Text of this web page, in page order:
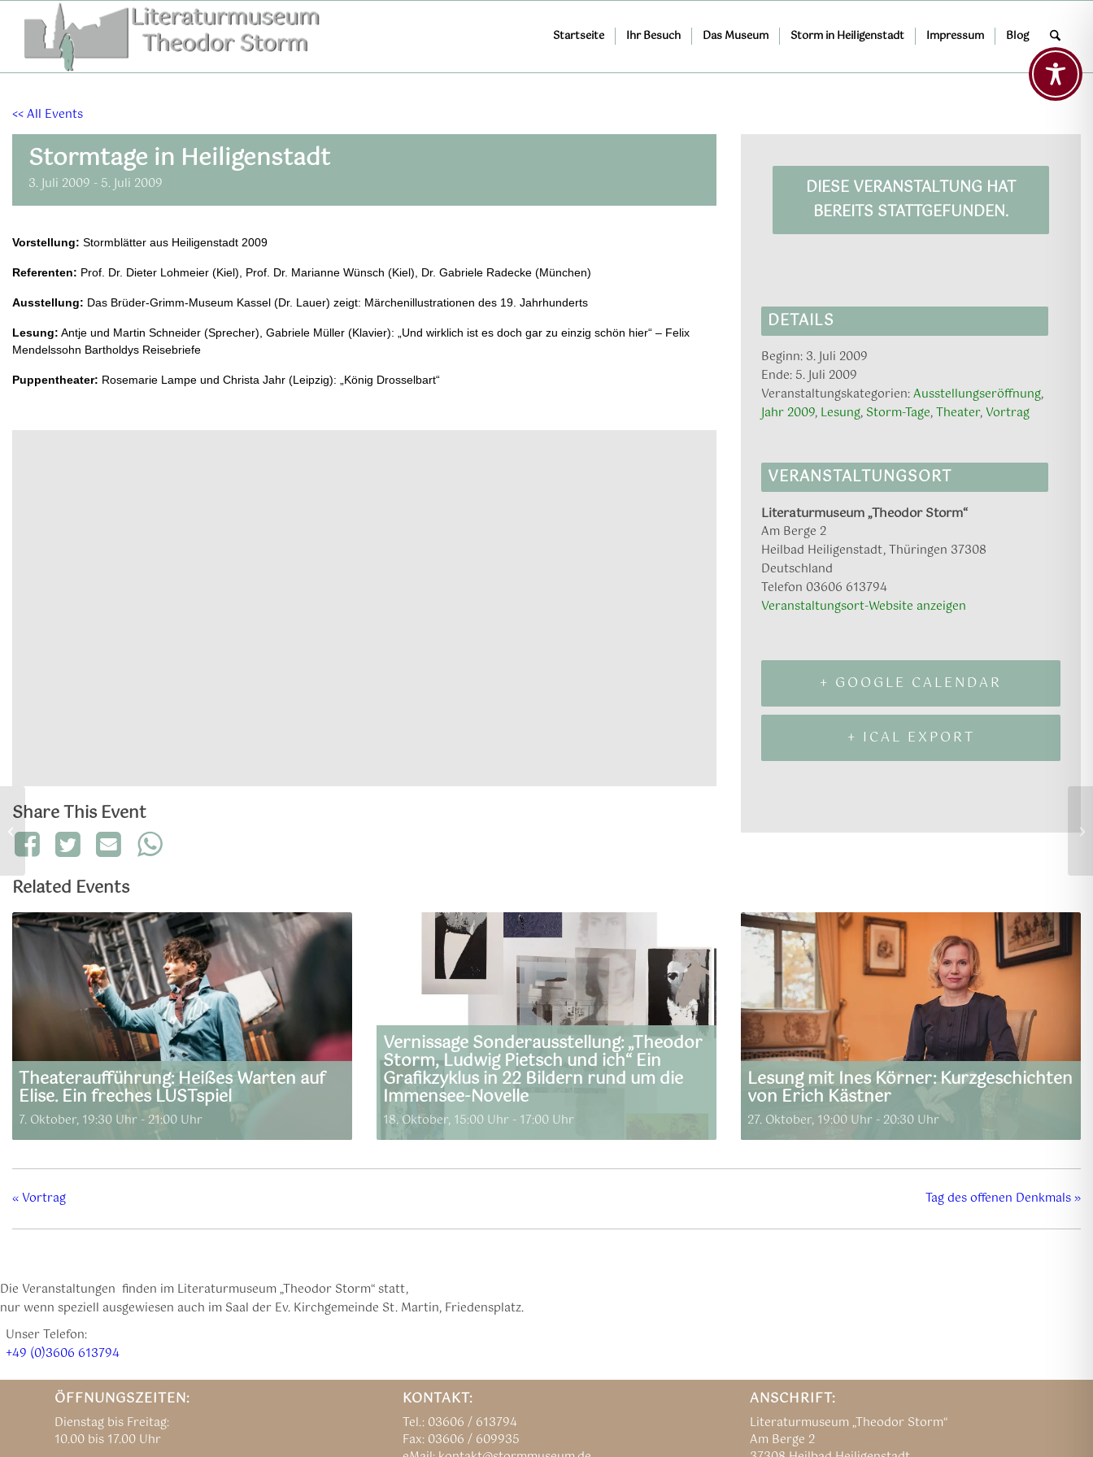
springen
Startseite Ihr Besuch Das Museum Storm in Heiligenstadt Impressum Blog
<< All Events
Stormtage in Heiligenstadt
3. Juli 2009 - 5. Juli 2009
Vorstellung: Stormblätter aus Heiligenstadt 2009
Referenten: Prof. Dr. Dieter Lohmeier (Kiel), Prof. Dr. Marianne Wünsch (Kiel), Dr. Gabriele Radecke (München)
Ausstellung: Das Brüder-Grimm-Museum Kassel (Dr. Lauer) zeigt: Märchenillustrationen des 19. Jahrhunderts
Lesung: Antje und Martin Schneider (Sprecher), Gabriele Müller (Klavier): „Und wirklich ist es doch gar zu einzig schön hier“ – Felix
Mendelssohn Bartholdys Reisebriefe
Puppentheater: Rosemarie Lampe und Christa Jahr (Leipzig): „König Drosselbart“
Share This Event
DIESE VERANSTALTUNG HAT
BEREITS STATTGEFUNDEN.
DETAILS
Beginn: 3. Juli 2009
Ende: 5. Juli 2009
Veranstaltungskategorien:Ausstellungseröffnung,
Jahr 2009, Lesung, Storm-Tage,Theater, Vortrag
VERANSTALTUNGSORT
Literaturmuseum „Theodor Storm“
Am Berge 2
Heilbad Heiligenstadt,Thüringen 37308
Deutschland
Telefon 03606 613794
Veranstaltungsort-Website anzeigen
+ GOOGLE CALENDAR
+ ICAL EXPORT
Related Events
Theateraufführung: Heißes Warten auf
Elise. Ein freches LUSTspiel
7. Oktober, 19:30 Uhr - 21:00 Uhr
Vernissage Sonderausstellung: „Theodor
Storm, Ludwig Pietsch und ich“ Ein
Grafikzyklus in 22 Bildern rund um die
Immensee-Novelle
18. Oktober, 15:00 Uhr - 17:00 Uhr
Lesung mit Ines Körner: Kurzgeschichten
von Erich Kästner
27. Oktober, 19:00 Uhr - 20:30 Uhr
«Vortrag Tag des offenen Denkmals»
Die Veranstaltungen finden im Literaturmuseum „Theodor Storm“ statt,
nur wenn speziell ausgewiesen auch im Saal der Ev. Kirchgemeinde St. Martin, Friedensplatz.
Unser Telefon:
+49 (0)3606 613794
ÖFFNUNGSZEITEN:
Dienstag bis Freitag:
10.00 bis 17.00 Uhr
KONTAKT:
Tel.: 03606 / 613794
Fax: 03606 / 609935
ANSCHRIFT:
Literaturmuseum „Theodor Storm“
Am Berge 2
Vortrag